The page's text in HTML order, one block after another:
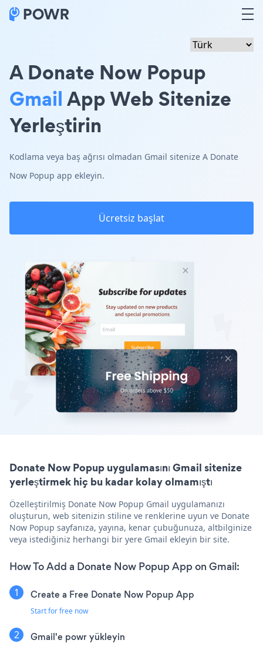
A Donate Now Popup
GmailApp Web Sitenize
Yerleştirin
Kodlama veya baş ağrısı olmadan Gmail sitenize A Donate
Now Popup app ekleyin.
Ücretsiz başlat
Donate Now Popup uygulamasını Gmail sitenize
yerleştirmek hiç bu kadar kolay olmamıştı
Özelleştirilmiş Donate Now Popup Gmail uygulamanızı
oluşturun, web sitenizin stiline ve renklerine uyun ve Donate
Now Popup sayfanıza, yayına, kenar çubuğunuza, altbilginize
veya istediğiniz herhangi bir yere Gmail ekleyin bir site.
How To Add a Donate Now Popup App on Gmail:
Create a Free Donate Now Popup App
Start for free now
Gmail'e powr yükleyin